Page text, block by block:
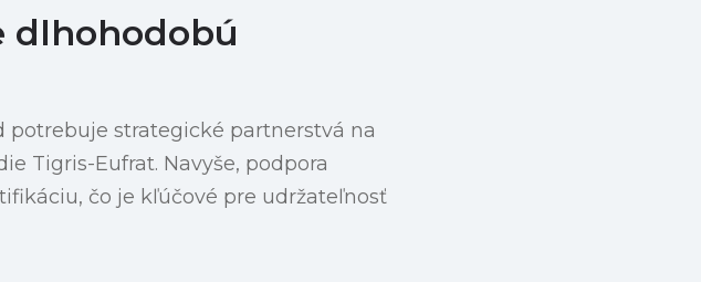
dlhohodobú
potrebuje strategické partnerstvá na
Tigris-Eufrat. Navyše, podpora
čo je kľúčové pre udržateľnosť